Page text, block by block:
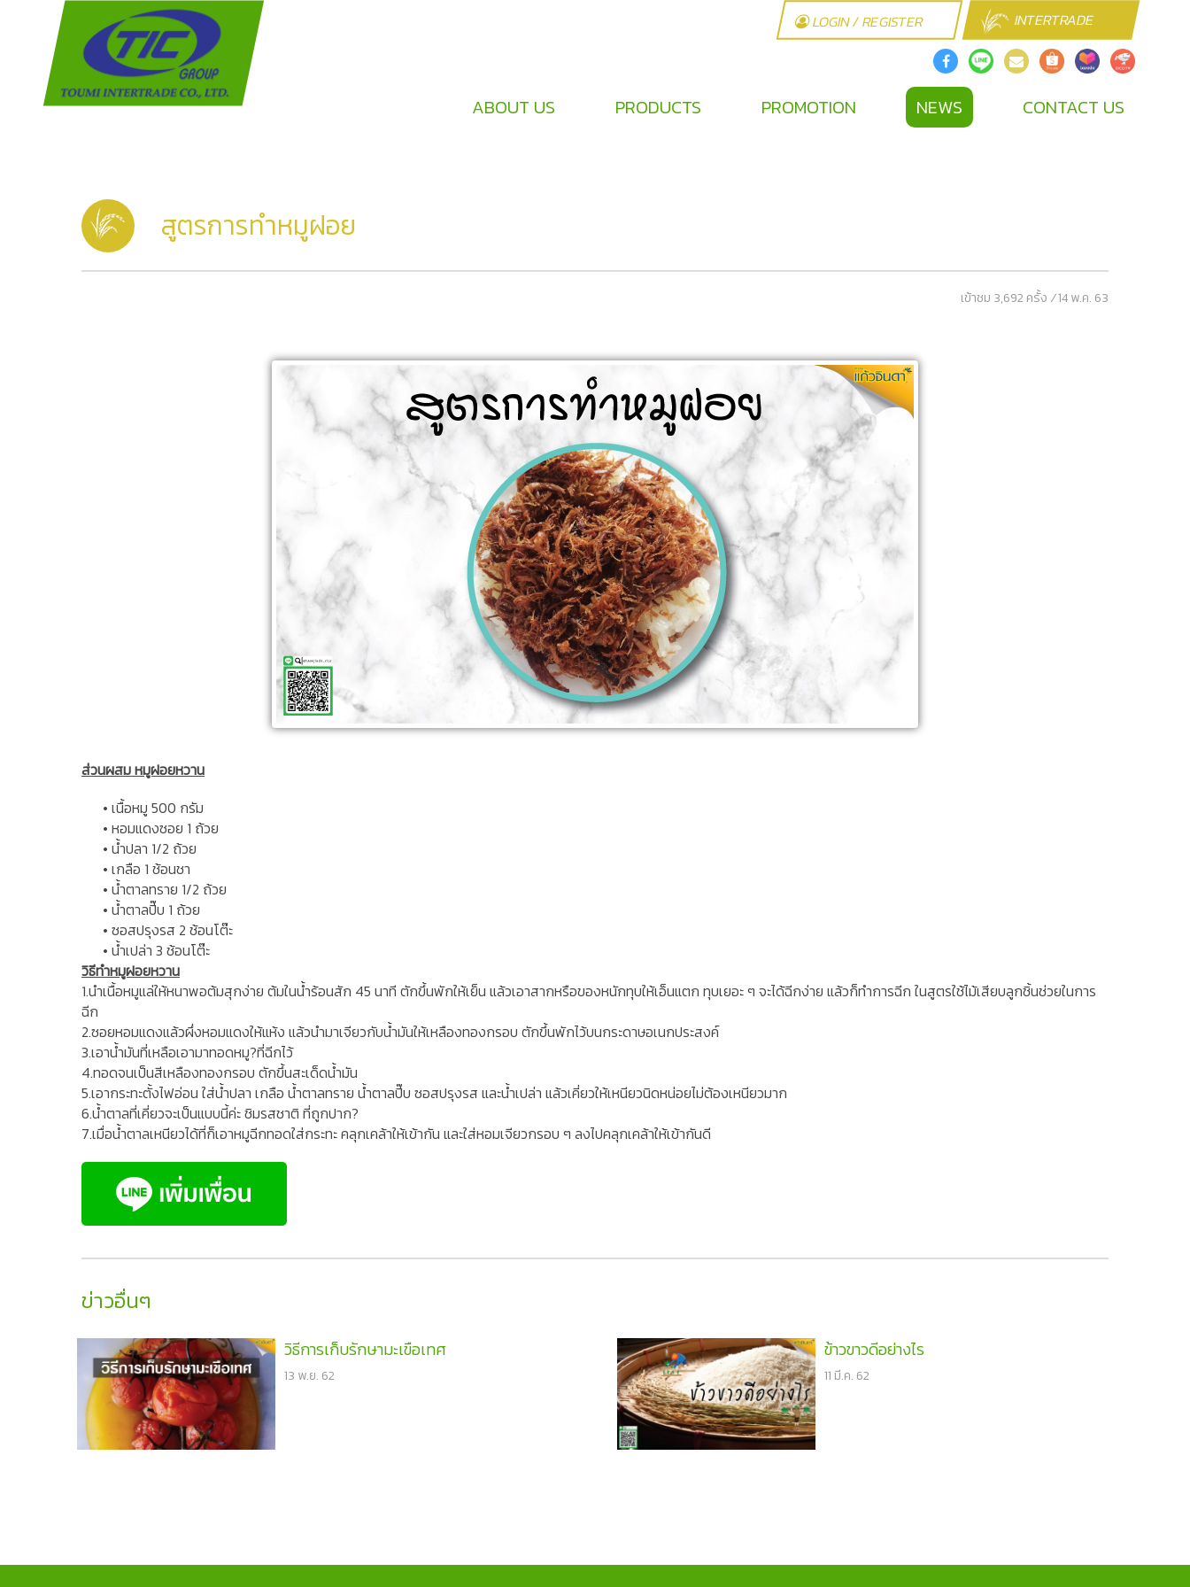
INTERTRADE
LOGIN / REGISTER
ABOUT US PRODUCTS PROMOTION NEWS CONTACT US
สูตรการทำหมูฝอย
เข้าชม 3,692 ครั้ง /14 พ.ค. 63
ส่วนผสม หมูฝอยหวาน
• เนื้อหมู 500 กรัม
• หอมแดงซอย 1 ถ้วย
• น้ำปลา 1/2 ถ้วย
• เกลือ 1 ช้อนชา
• น้ำตาลทราย 1/2 ถ้วย
• น้ำตาลปี๊บ 1 ถ้วย
• ซอสปรุงรส 2 ช้อนโต๊ะ
• น้ำเปล่า 3 ช้อนโต๊ะ
วิธีทำหมูฝอยหวาน
1.นำเนื้อหมูแล่ให้หนาพอต้มสุกง่าย ต้มในน้ำร้อนสัก 45 นาที ตักขึ้นพักให้เย็น แล้วเอาสากหรือของหนักทุบให้เอ็นแตก ทุบเยอะ ๆ จะได้ฉีกง่าย แล้วก็ทำการฉีก ในสูตรใช้ไม้เสียบลูกชิ้นช่วยในการ
ฉีก
2.ซอยหอมแดงแล้วผึ่งหอมแดงให้แห้ง แล้วนำมาเจียวกับน้ำมันให้เหลืองทองกรอบ ตักขึ้นพักไว้บนกระดาษอเนกประสงค์
3.เอาน้ำมันที่เหลือเอามาทอดหมู?ที่ฉีกไว้
4.ทอดจนเป็นสีเหลืองทองกรอบ ตักขึ้นสะเด็ดน้ำมัน
5.เอากระทะตั้งไฟอ่อน ใส่น้ำปลา เกลือ น้ำตาลทราย น้ำตาลปี๊บ ซอสปรุงรส และน้ำเปล่า แล้วเคี่ยวให้เหนียวนิดหน่อยไม่ต้องเหนียวมาก
6.น้ำตาลที่เคี่ยวจะเป็นแบบนี้ค่ะ ชิมรสชาติ ที่ถูกปาก?
7.เมื่อน้ำตาลเหนียวได้ที่ก็เอาหมูฉีกทอดใส่กระทะ คลุกเคล้าให้เข้ากัน และใส่หอมเจียวกรอบ ๆ ลงไปคลุกเคล้าให้เข้ากันดี
ข่าวอื่นๆ
วิธีการเก็บรักษามะเขือเทศ
13 พ.ย. 62
ข้าวขาวดีอย่างไร
11 มี.ค. 62